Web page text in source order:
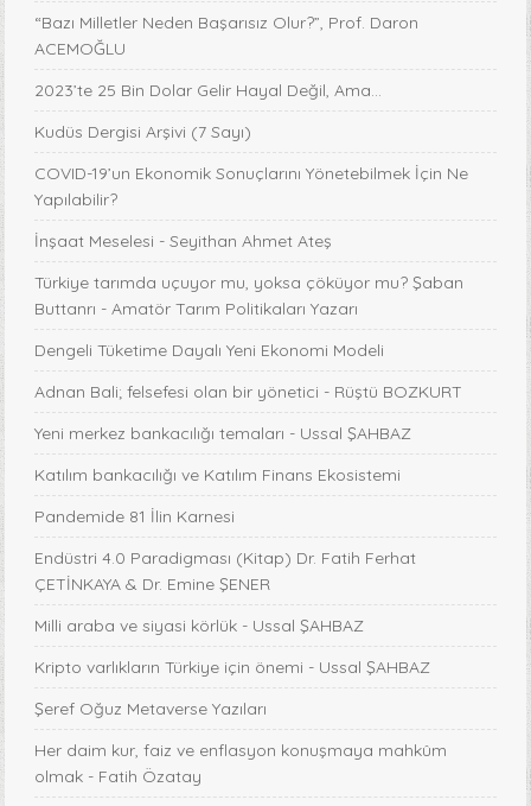
“Bazı Milletler Neden Başarısız Olur?”, Prof. Daron
ACEMOĞLU
2023’te 25 Bin Dolar Gelir Hayal Değil, Ama…
Kudüs Dergisi Arşivi (7 Sayı)
COVID-19’un Ekonomik Sonuçlarını Yönetebilmek İçin Ne
Yapılabilir?
İnşaat Meselesi - Seyithan Ahmet Ateş
Türkiye tarımda uçuyor mu, yoksa çöküyor mu? Şaban
Buttanrı - Amatör Tarım Politikaları Yazarı
Dengeli Tüketime Dayalı Yeni Ekonomi Modeli
Adnan Bali; felsefesi olan bir yönetici - Rüştü BOZKURT
Yeni merkez bankacılığı temaları - Ussal ŞAHBAZ
Katılım bankacılığı ve Katılım Finans Ekosistemi
Pandemide 81 İlin Karnesi
Endüstri 4.0 Paradigması (Kitap) Dr. Fatih Ferhat
ÇETİNKAYA & Dr. Emine ŞENER
Milli araba ve siyasi körlük - Ussal ŞAHBAZ
Kripto varlıkların Türkiye için önemi - Ussal ŞAHBAZ
Şeref Oğuz Metaverse Yazıları
Her daim kur, faiz ve enflasyon konuşmaya mahkûm
olmak - Fatih Özatay